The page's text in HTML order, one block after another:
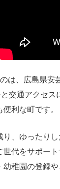
は、広島県安
交通アクセ
利な町です。
、ゆったりし
世代をサポー
幼稚園の登録